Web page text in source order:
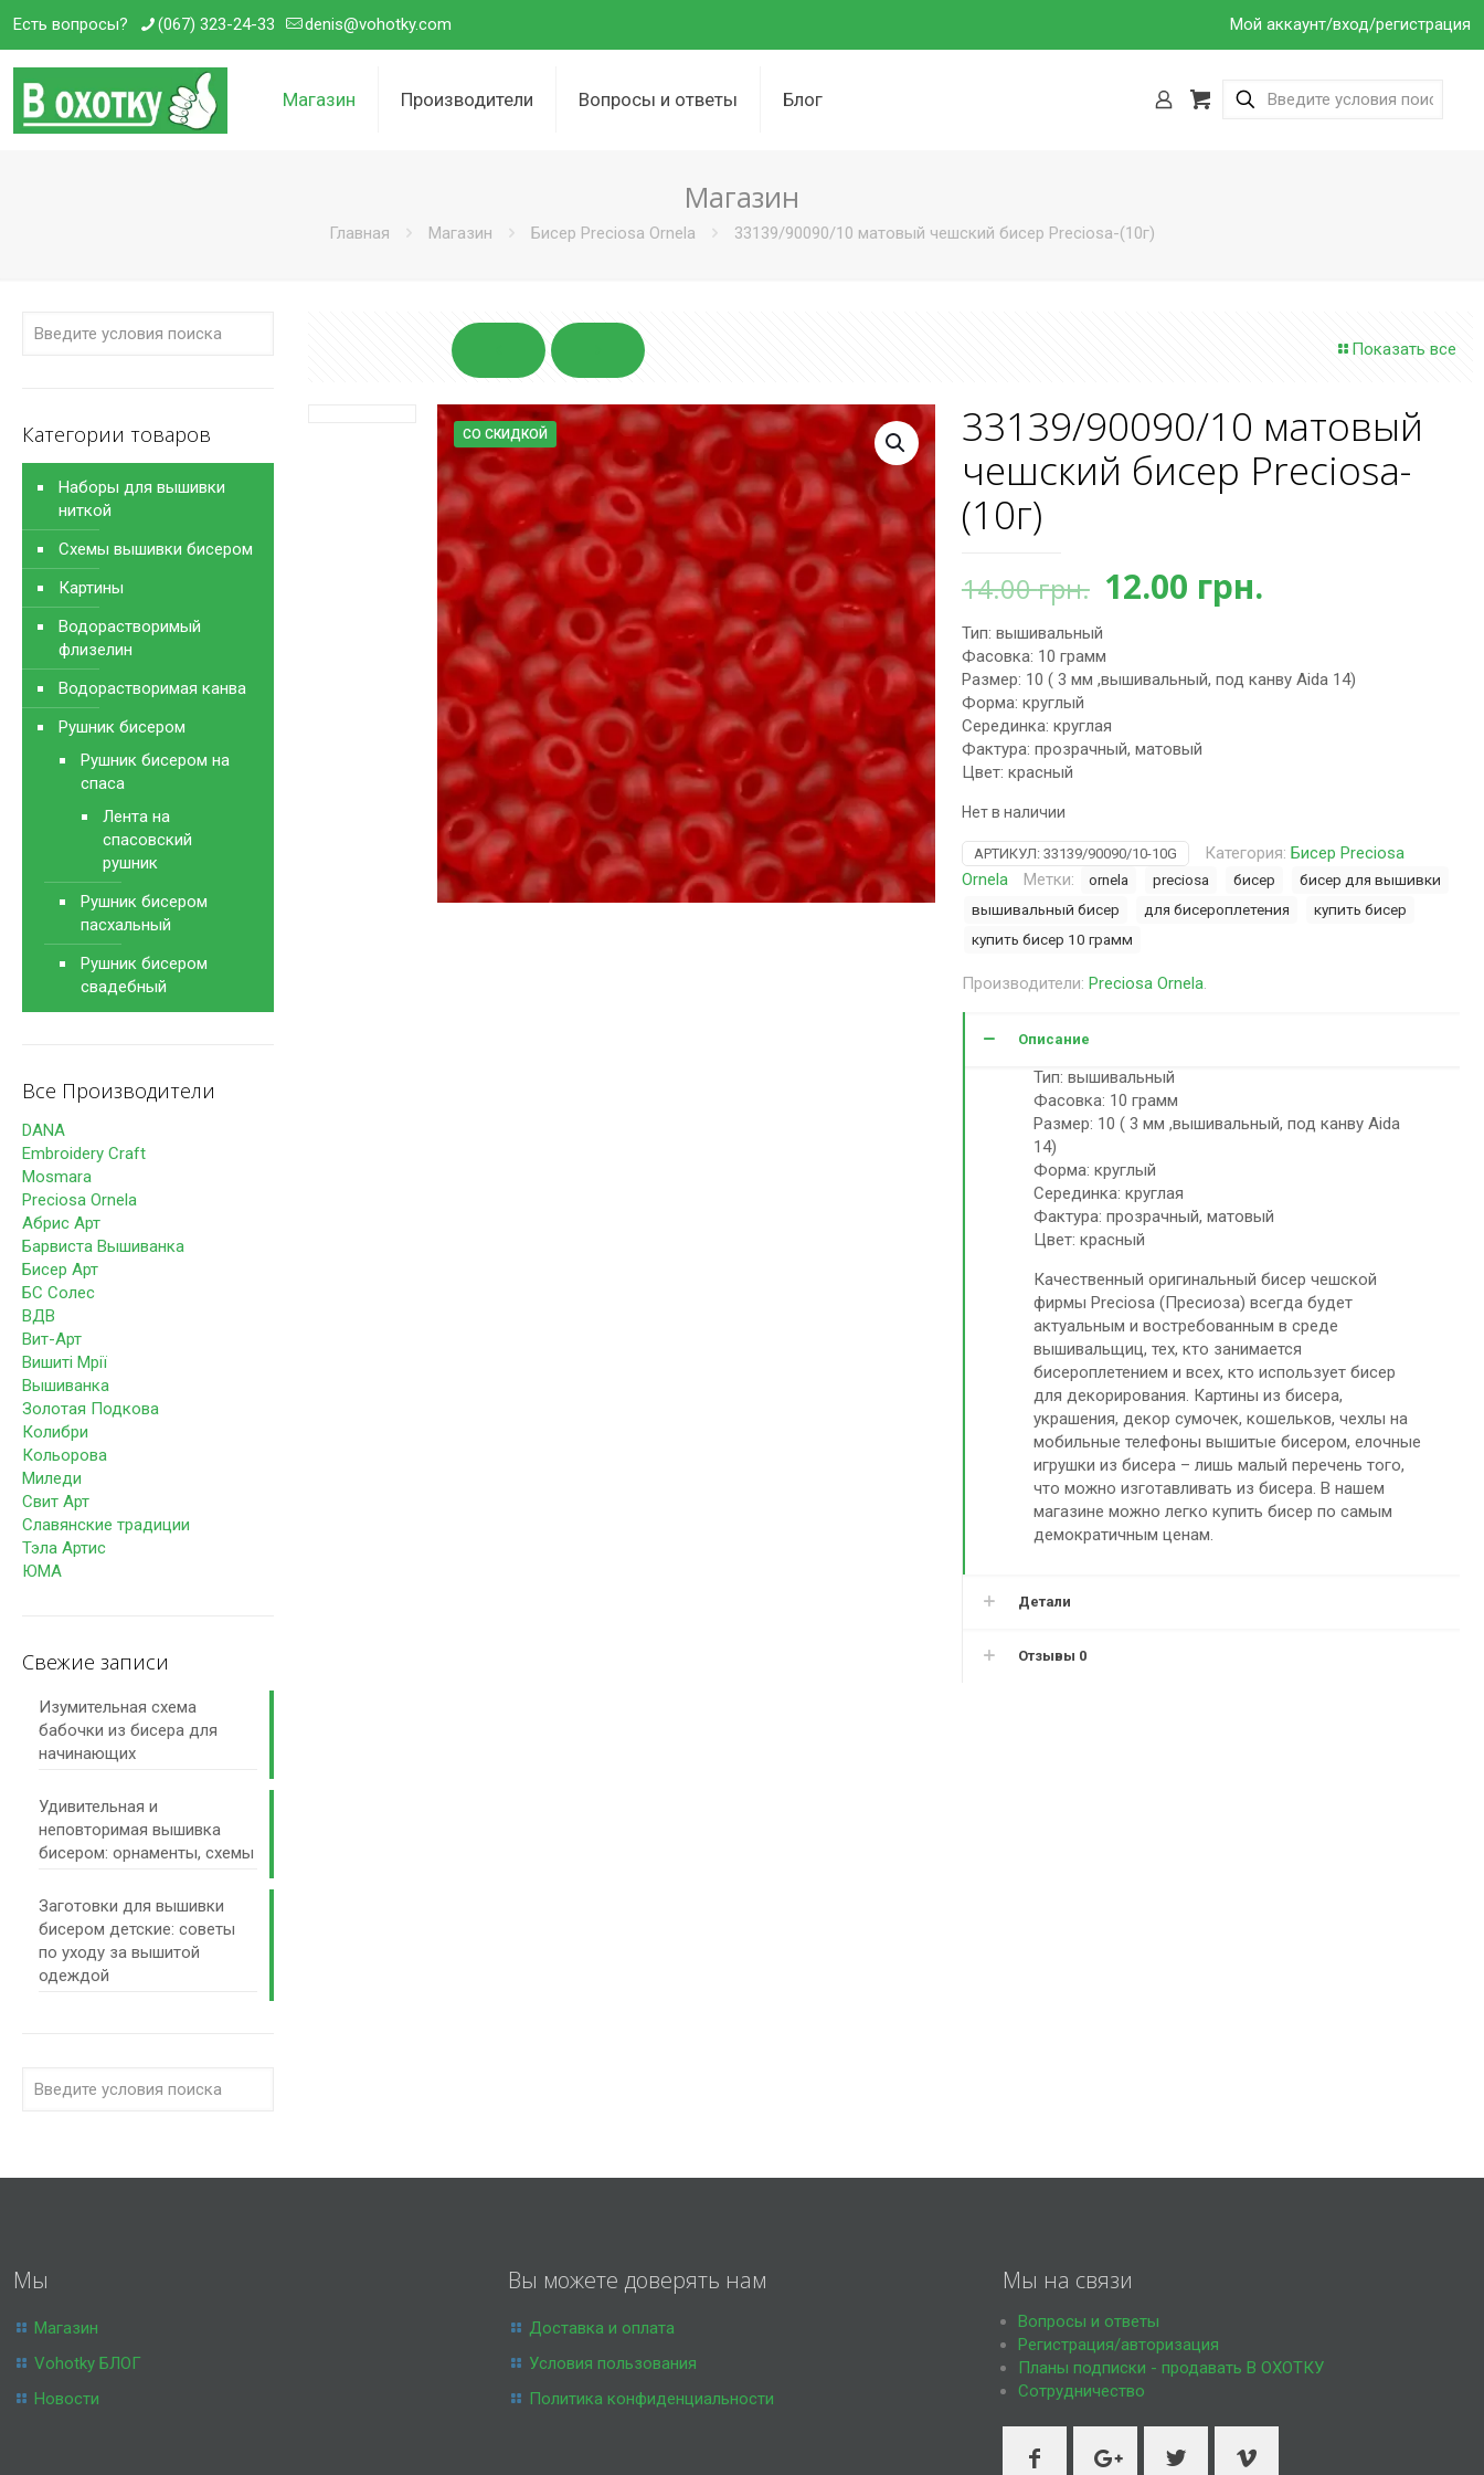
Есть вопросы? (067) 323-24-33 denis@vohotky.com Мой аккаунт/вход/регистрация
Магазин Производители Вопросы и ответы Блог
Магазин
Главная Магазин Бисер Preciosa Ornela 33139/90090/10 матовый чешский бисер Preciosa-(10г)
Показать все
СО СКИДКОЙ
33139/90090/10 матовый
чешский бисер Preciosa-
(10г)
14.00грн. Первоначальная
составляла
14.00 грн..
12.00 грн.Текущая
Тип: вышивальный
Фасовка: 10 грамм
Размер: 10 ( 3 мм ,вышивальный, под канву Aida 14)
Форма: круглый
Серединка: круглая
Фактура: прозрачный, матовый
Цвет: красный
Нет в наличии
АРТИКУЛ: 33139/90090/10-10G Категория: Бисер Preciosa
Ornela
Метки: ornela preciosa бисер
бисер для вышивки
вышивальный бисер
для бисероплетения
купить бисер
купить бисер 10 грамм
Производители: Preciosa Ornela.
Описание
Тип: вышивальный
Фасовка: 10 грамм
Размер: 10 ( 3 мм ,вышивальный, под канву Aida
14)
Форма: круглый
Серединка: круглая
Фактура: прозрачный, матовый
Цвет: красный
Качественный оригинальный бисер чешской
фирмы Preciosa (Пресиоза) всегда будет
актуальным и востребованным в среде
вышивальщиц, тех, кто занимается
бисероплетением и всех, кто использует бисер
для декорирования. Картины из бисера,
украшения, декор сумочек, кошельков, чехлы на
мобильные телефоны вышитые бисером, елочные
игрушки из бисера – лишь малый перечень того,
что можно изготавливать из бисера. В нашем
магазине можно легко купить бисер по самым
демократичным ценам.
Детали
Отзывы 0
Категории товаров
Наборы для вышивки
ниткой
Схемы вышивки бисером
Картины
Водорастворимый
флизелин
Водорастворимая канва
Рушник бисером
Рушник бисером на
спаса
Лента на
спасовский
рушник
Рушник бисером
пасхальный
Рушник бисером
свадебный
Все Производители
DANA
Embroidery Craft
Mosmara
Preciosa Ornela
Абрис Арт
Барвиста Вышиванка
Бисер Арт
БС Солес
ВДВ
Вит-Арт
Вишиті Мрії
Вышиванка
Золотая Подкова
Колибри
Кольорова
Миледи
Свит Арт
Славянские традиции
Тэла Артис
ЮМА
Свежие записи
Изумительная схема
бабочки из бисера для
начинающих
Удивительная и
неповторимая вышивка
бисером: орнаменты, схемы
Заготовки для вышивки
бисером детские: советы
по уходу за вышитой
одеждой
Мы
Магазин
Vohotky БЛОГ
Новости
Вы можете доверять нам
Доставка и оплата
Условия пользования
Политика конфиденциальности
Мы на связи
Вопросы и ответы
Регистрация/авторизация
Планы подписки - продавать В ОХОТКУ
Сотрудничество